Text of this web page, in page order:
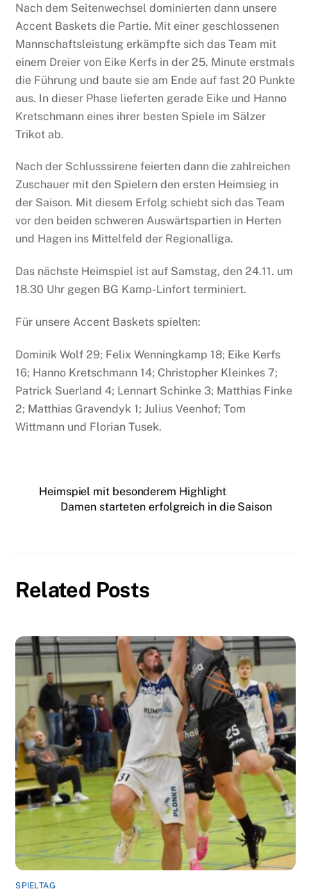
Nach dem Seitenwechsel dominierten dann unsere
Accent Baskets die Partie. Mit einer geschlossenen
Mannschaftsleistung erkämpfte sich das Team mit
einem Dreier von Eike Kerfs in der 25. Minute erstmals
die Führung und baute sie am Ende auf fast 20 Punkte
aus. In dieser Phase lieferten gerade Eike und Hanno
Kretschmann eines ihrer besten Spiele im Sälzer
Trikot ab.
Nach der Schlusssirene feierten dann die zahlreichen
Zuschauer mit den Spielern den ersten Heimsieg in
der Saison. Mit diesem Erfolg schiebt sich das Team
vor den beiden schweren Auswärtspartien in Herten
und Hagen ins Mittelfeld der Regionalliga.
Das nächste Heimspiel ist auf Samstag, den 24.11. um
18.30 Uhr gegen BG Kamp-Linfort terminiert.
Für unsere Accent Baskets spielten:
Dominik Wolf 29; Felix Wenningkamp 18; Eike Kerfs
16; Hanno Kretschmann 14; Christopher Kleinkes 7;
Patrick Suerland 4; Lennart Schinke 3; Matthias Finke
2; Matthias Gravendyk 1; Julius Veenhof; Tom
Wittmann und Florian Tusek.
Heimspiel mit besonderem Highlight
Damen starteten erfolgreich in die Saison
Related Posts
SPIELTAG